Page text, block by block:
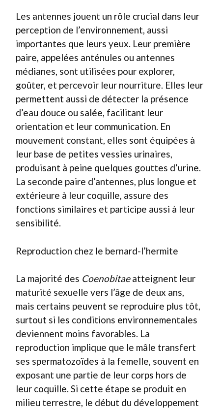
Les antennes jouent un rôle crucial dans leur
perception de l’environnement, aussi
importantes que leurs yeux. Leur première
paire, appelées anténules ou antennes
médianes, sont utilisées pour explorer,
goûter, et percevoir leur nourriture. Elles leur
permettent aussi de détecter la présence
d’eau douce ou salée, facilitant leur
orientation et leur communication. En
mouvement constant, elles sont équipées à
leur base de petites vessies urinaires,
produisant à peine quelques gouttes d’urine.
La seconde paire d’antennes, plus longue et
extérieure à leur coquille, assure des
fonctions similaires et participe aussi à leur
sensibilité.
Reproduction chez le bernard-l’hermite
La majorité des Coenobitaeatteignent leur
maturité sexuelle vers l’âge de deux ans,
mais certains peuvent se reproduire plus tôt,
surtout si les conditions environnementales
deviennent moins favorables. La
reproduction implique que le mâle transfert
ses spermatozoïdes à la femelle, souvent en
exposant une partie de leur corps hors de
leur coquille. Si cette étape se produit en
milieu terrestre, le début du développement